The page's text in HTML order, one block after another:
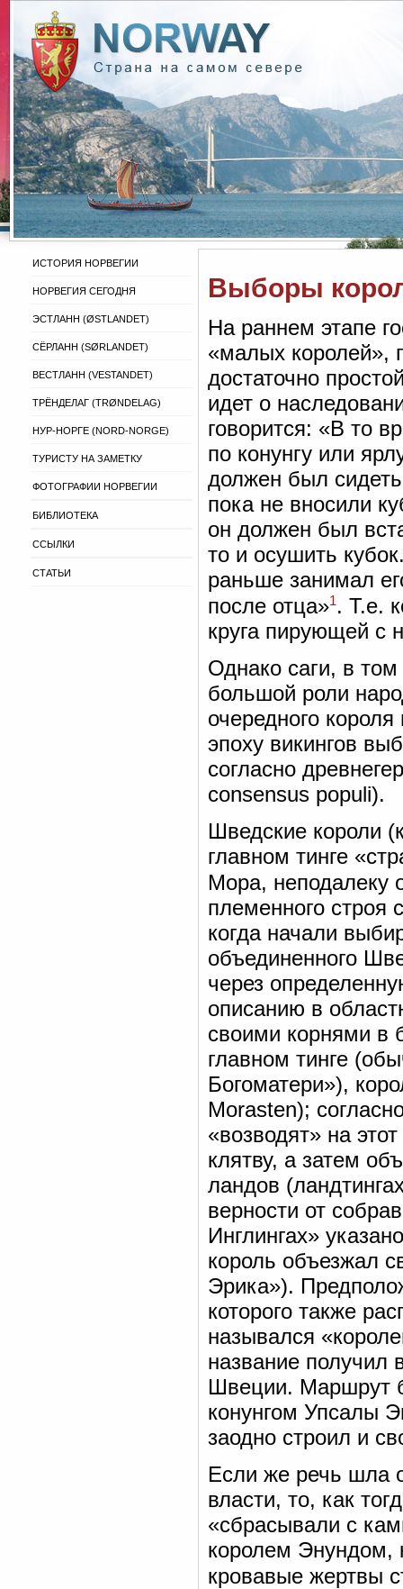
ИСТОРИЯ НОРВЕГИИ
НОРВЕГИЯ СЕГОДНЯ
ЭСТЛАНН (ØSTLANDET)
СЁРЛАНН (SØRLANDET)
ВЕСТЛАНН (VESTANDET)
ТРЁНДЕЛАГ (TRØNDELAG)
НУР-НОРГЕ (NORD-NORGE)
ТУРИСТУ НА ЗАМЕТКУ
ФОТОГРАФИИ НОРВЕГИИ
БИБЛИОТЕКА
ССЫЛКИ
СТАТЬИ
Выборы
На раннем этапе
«малых королей»,
достаточно
идет о
говорится: «В то
по конунгу или
должен был
пока не вносили
он должен был
то и осушить
раньше занимал
после отца»1. Т.е.
круга пирующей с
Однако саги, в
большой роли
очередного
эпоху викингов
согласно
consensus populi).
Шведские короли
главном тинге
Мора, неподалеку
племенного строя
когда начали
объединенного
через
описанию в
своими корнями в
главном тинге
Богоматери»),
Morasten);
«возводят» на
клятву, а затем
ландов
верности от
Инглингах»
король объезжал
Эрика»).
которого также
назывался
название получил
Швеции. Маршрут
конунгом Упсалы
заодно строил и
Если же речь шла
власти, то, как
«сбрасывали с
королем Энундом,
кровавые жертвы